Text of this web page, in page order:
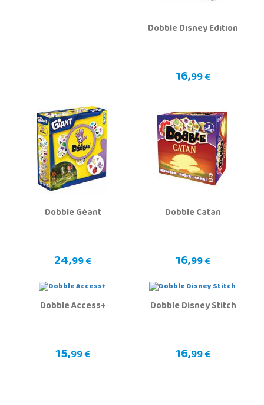
Dobble Disney Edition
16,99 €
Dobble Géant
24,99 €
Dobble Catan
16,99 €
Dobble Access+
15,99 €
Dobble Disney Stitch
16,99 €